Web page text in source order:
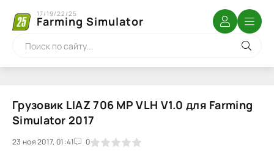
Farming Simulator
17/19/22/25
Грузовик LIAZ 706 MP VLH V1.0 для Farming
Simulator 2017
23 ноя 2017, 01:41 0
1 2 3 4 5